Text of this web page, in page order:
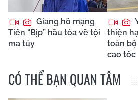
Giang hồ mạng
Tiến “Bịp” hầu tòa về tội
ma túy
thiện
toàn
cao tốc
CÓ THỂ BẠN QUAN TÂM